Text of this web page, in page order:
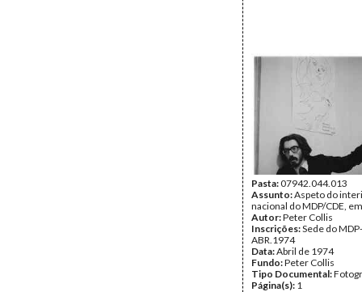
Pasta:07942.044.013
Assunto:Aspeto do
nacional do MDP/CDE,
Autor:Peter Collis
Inscrições:Sede do
ABR.1974
Data:Abril de 1974
Fundo:Peter Collis
Tipo Documental:
Página(s): 1